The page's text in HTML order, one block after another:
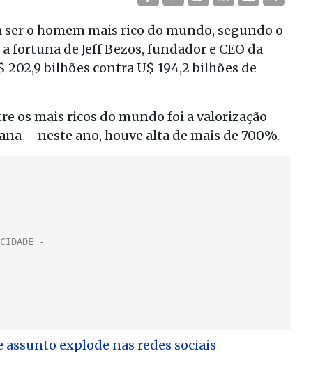
ser o homem mais rico do mundo, segundo o
fortuna de Jeff Bezos, fundador e CEO da
bilhões contra U$ 194,2 bilhões de
os mais ricos do mundo foi a valorização
– neste ano, houve alta de mais de 700%.
explode nas redes sociais